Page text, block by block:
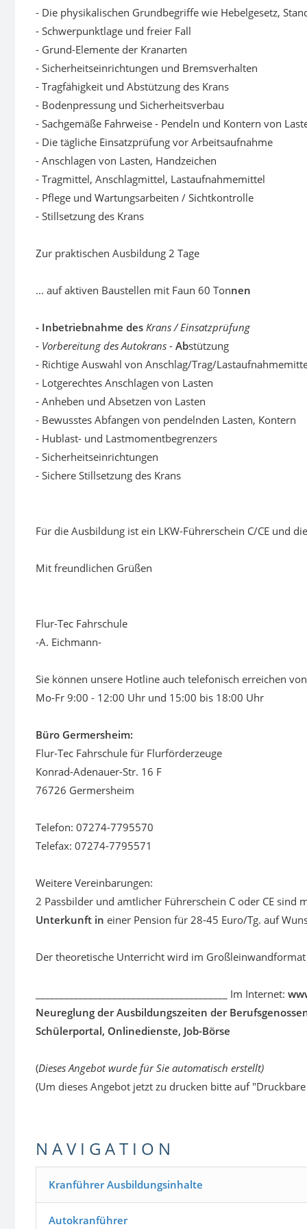
- Die physikalischen Grundbegriffe wie Hebelgesetz,
- Schwerpunktlage und freier Fall
- Grund-Elemente der Kranarten
- Sicherheitseinrichtungen und Bremsverhalten
- Tragfähigkeit und Abstützung des Krans
- Bodenpressung und Sicherheitsverbau
- Sachgemäße Fahrweise - Pendeln und Kontern von
- Die tägliche Einsatzprüfung vor Arbeitsaufnahme
- Anschlagen von Lasten, Handzeichen
- Tragmittel, Anschlagmittel, Lastaufnahmemittel
- Pflege und Wartungsarbeiten / Sichtkontrolle
- Stillsetzung des Krans
Zur praktischen Ausbildung 2 Tage
... auf aktiven Baustellen mit Faun 60 Tonnen
- Inbetriebnahme des Krans / Einsatzprüfung
- Vorbereitung des Autokrans - Abstützung
- Richtige Auswahl von Anschlag/Trag/
- Lotgerechtes Anschlagen von Lasten
- Anheben und Absetzen von Lasten
- Bewusstes Abfangen von pendelnden Lasten, Kontern
- Hublast- und Lastmomentbegrenzers
- Sicherheitseinrichtungen
- Sichere Stillsetzung des Krans
Für die Ausbildung ist ein LKW-Führerschein C/CE und
Mit freundlichen Grüßen
Flur-Tec Fahrschule
-A. Eichmann-
Sie können unsere Hotline auch telefonisch erreichen
Mo-Fr 9:00 - 12:00 Uhr und 15:00 bis 18:00 Uhr
Büro Germersheim:
Flur-Tec Fahrschule für Flurförderzeuge
Konrad-Adenauer-Str. 16 F
76726 Germersheim
Telefon: 07274-7795570
Telefax: 07274-7795571
Weitere Vereinbarungen:
2 Passbilder und amtlicher Führerschein C oder CE sind
Unterkunft in einer Pension für 28-45 Euro/Tg. auf
Der theoretische Unterricht wird im
________________________________________ Im Internet:
Neureglung der Ausbildungszeiten der
Schülerportal, Onlinedienste, Job-Börse
(Dieses Angebot wurde für Sie automatisch erstellt)
(Um dieses Angebot jetzt zu drucken bitte auf
N A V I G A T I O N
Kranführer Ausbildungsinhalte
Autokranführer